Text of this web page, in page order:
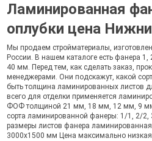
Ламинированная
оплубки цена
Мы продаем стройматериалы,
России. В нашем каталоге есть фанера 1,
40 мм. Перед тем, как сделать заказ,
менеджерами. Они подскажут, какой
быть толщина ламинированных листов
всего для отделки применяется
ФОФ толщиной 21 мм, 18 мм, 12 мм, 9
сорта ламинированной фанеры: 1/1, 2/2,
размеры листов фанера
3000х1500 мм Цена максимально